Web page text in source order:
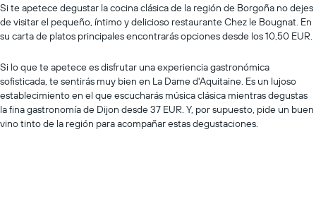
Si te apetece degustar la cocina clásica de la región de Borgoña no dejes
de visitar el pequeño, íntimo y delicioso restaurante Chez le Bougnat. En
su carta de platos principales encontrarás opciones desde los 10,50 EUR.
Si lo que te apetece es disfrutar una experiencia gastronómica
sofisticada, te sentirás muy bien en La Dame d'Aquitaine. Es un lujoso
establecimiento en el que escucharás música clásica mientras degustas
la fina gastronomía de Dijon desde 37 EUR. Y, por supuesto, pide un buen
vino tinto de la región para acompañar estas degustaciones.